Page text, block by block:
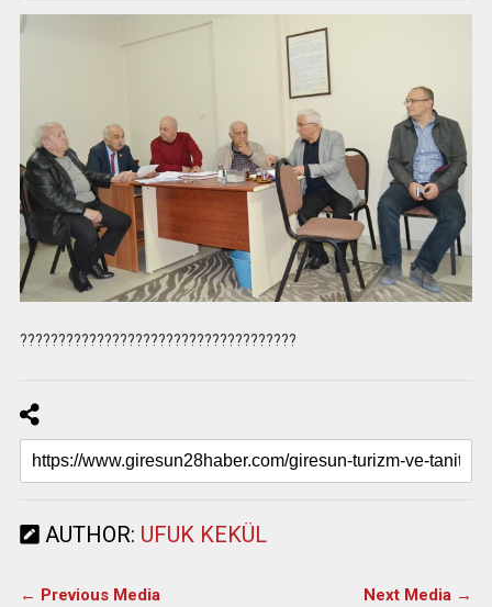
????????????????????????????????????
AUTHOR: UFUK KEKÜL
← Previous Media Next Media →